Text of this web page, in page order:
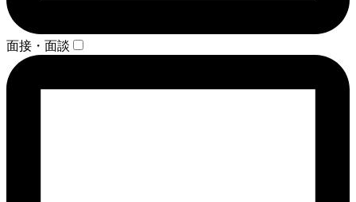
面接・面談